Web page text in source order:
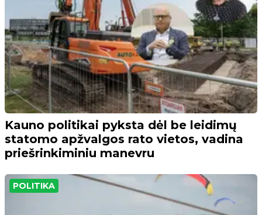
Kauno politikai pyksta dėl be leidimų
statomo apžvalgos rato vietos, vadina
priešrinkiminiu manevru
POLITIKA